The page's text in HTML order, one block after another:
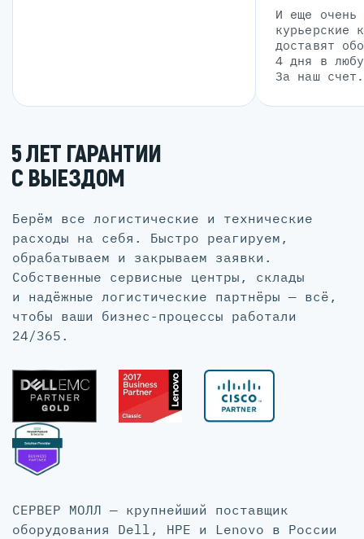
И еще очень
курьерские
доставят
4 дня в
За наш счет.
5 ЛЕТ ГАРАНТИИ
С ВЫЕЗДОМ
Берём все логистические и технические
расходы на себя. Быстро реагируем,
обрабатываем и закрываем заявки.
Собственные сервисные центры, склады
и надёжные логистические партнёры — всё,
чтобы ваши бизнес-процессы работали
24/365.
СЕРВЕР МОЛЛ — крупнейший поставщик
оборудования Dell, HPE и Lenovo в России